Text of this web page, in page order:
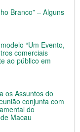
Branco” – Alguns
“Um Evento,
comerciais
ao público em
os Assuntos do
conjunta com
do
Macau